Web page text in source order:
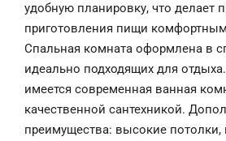
удобную планировку, что делает
приготовления пищи
Спальная комната оформлена в
идеально подходящих для
имеется современная ванная
качественной сантехникой.
преимущества: высокие